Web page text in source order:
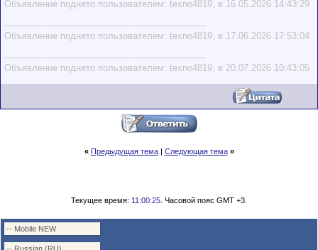
Объявление поднято пользователем: texno4819, в 16.05.2026 14:43:29
-----------------------------------------------------------------------
Объявление поднято пользователем: texno4819, в 17.06.2026 17:53:04
-----------------------------------------------------------------------
Объявление поднято пользователем: texno4819, в 20.07.2026 10:43:05
« Предыдущая тема| Следующая тема »
Текущее время: 11:00:25 . Часовой пояс GMT +3.